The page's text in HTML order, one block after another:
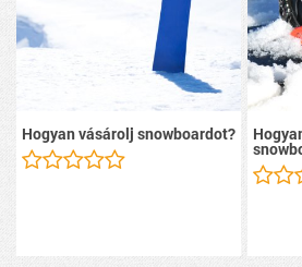
Hogyan vásárolj snowboardot?